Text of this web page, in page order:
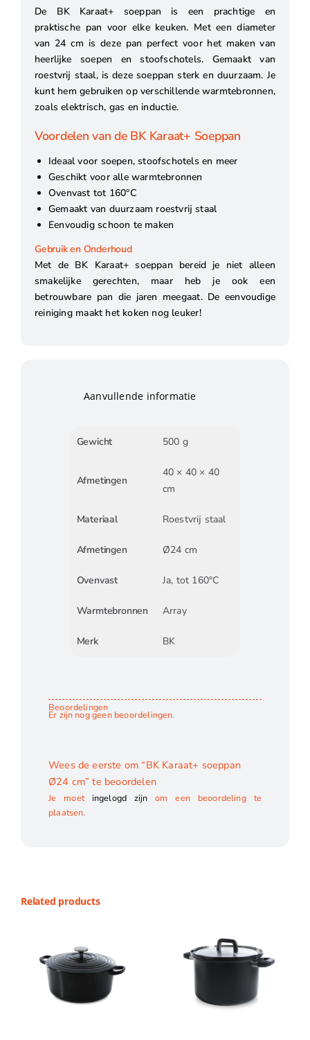
De BK Karaat+ soeppan is een prachtige en
praktische pan voor elke keuken. Met een diameter
van 24 cm is deze pan perfect voor het maken van
heerlijke soepen en stoofschotels. Gemaakt van
roestvrij staal, is deze soeppan sterk en duurzaam. Je
kunt hem gebruiken op verschillende warmtebronnen,
zoals elektrisch, gas en inductie.
Voordelen van de BK Karaat+ Soeppan
Ideaal voor soepen, stoofschotels en meer
Geschikt voor alle warmtebronnen
Ovenvast tot 160°C
Gemaakt van duurzaam roestvrij staal
Eenvoudig schoon te maken
Gebruik en Onderhoud
Met de BK Karaat+ soeppan bereid je niet alleen
smakelijke gerechten, maar heb je ook een
betrouwbare pan die jaren meegaat. De eenvoudige
reiniging maakt het koken nog leuker!
Aanvullende informatie
Gewicht 500 g
Afmetingen
40 × 40 × 40
cm
Materiaal Roestvrij staal
Afmetingen Ø24 cm
Ovenvast Ja, tot 160°C
Warmtebronnen Array
Merk BK
Beoordelingen
Er zijn nog geen beoordelingen.
Wees de eerste om “BK Karaat+ soeppan
Ø24 cm” te beoordelen
Je moet ingelogd zijn om een beoordeling te
plaatsen.
Related products